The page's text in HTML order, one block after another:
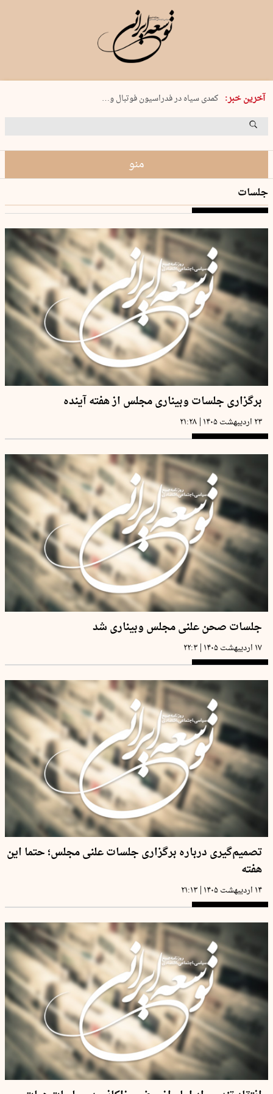
آخرین خبر:
دوشنبه 19 مرداد 1405 شماره 2246
کمدی سیاه در فدراسیون فوتبال و…
بریم ماهیگیری!
منو
جلسات
برگزاری جلسات وبیناری مجلس از هفته آینده
۲۳ اردیبهشت ۱۴۰۵ | ۲۱:۲۸
جلسات صحن علنی مجلس وبیناری شد
۱۷ اردیبهشت ۱۴۰۵ | ۲۲:۳
تصمیم‌گیری درباره برگزاری جلسات علنی مجلس؛ حتما این
هفته
۱۴ اردیبهشت ۱۴۰۵ | ۲۱:۱۳